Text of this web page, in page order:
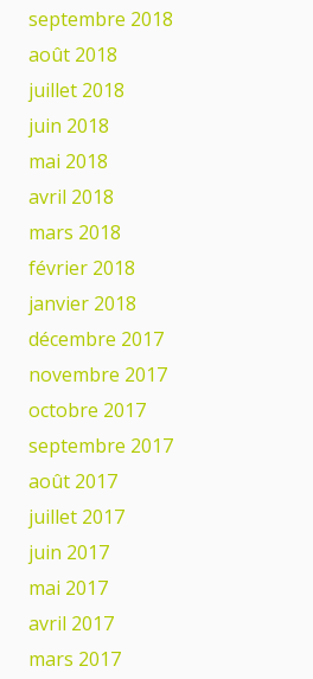
septembre 2018
août 2018
juillet 2018
juin 2018
mai 2018
avril 2018
mars 2018
février 2018
janvier 2018
décembre 2017
novembre 2017
octobre 2017
septembre 2017
août 2017
juillet 2017
juin 2017
mai 2017
avril 2017
mars 2017